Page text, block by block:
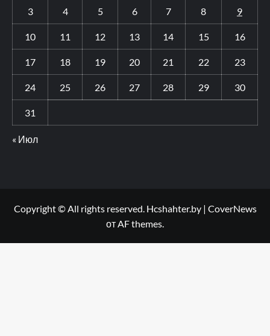
3 4 5 6 7 8 9
10 11 12 13 14 15 16
17 18 19 20 21 22 23
24 25 26 27 28 29 30
31
« Июл
Copyright © All rights reserved. Hcshahter.by | CoverNews
от AF themes.